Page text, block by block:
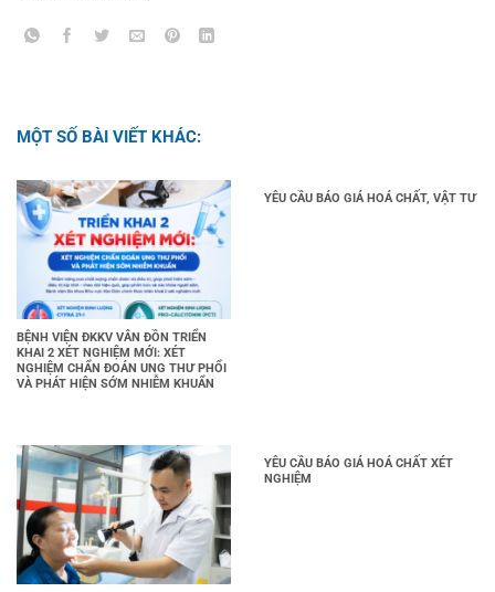
MỘT SỐ BÀI VIẾT KHÁC:
BỆNH VIỆN ĐKKV VÂN ĐỒN TRIỂN
KHAI 2 XÉT NGHIỆM MỚI: XÉT
NGHIỆM CHẨN ĐOÁN UNG THƯ PHỔI
VÀ PHÁT HIỆN SỚM NHIỄM KHUẨN
YÊU CẦU BÁO GIÁ HOÁ CHẤT, VẬT TƯ
YÊU CẦU BÁO GIÁ HOÁ CHẤT XÉT
NGHIỆM